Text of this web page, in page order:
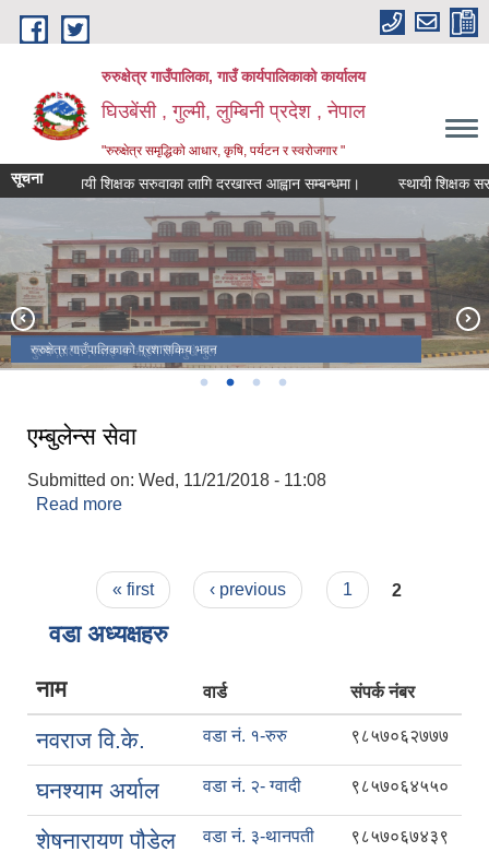
Skip to main content
रुरुक्षेत्र गाउँपालिका, गाउँ कार्यपालिकाको कार्यालय
घिउबेंसी , गुल्मी, लुम्बिनी प्रदेश , नेपाल
"रुरुक्षेत्र समृद्धिको आधार, कृषि, पर्यटन र स्वरोजगार "
सूचना
स्थायी शिक्षक सरुवाका लागि दरखास्त आह्वान सम्बन्धमा। स्थायी शिक्षक सरुवाका
रुरुक्षेत्र गाउँपालिकाको प्रशासकिय भवन
गुल्मी ,पाल्पा ,स्याङ्जा जोड्ने तिनमुखे पुल
बम्घाकोट
देवद्त्त पार्क
एम्बुलेन्स सेवा
Submitted on: Wed, 11/21/2018 - 11:08
Read more
Pages« first ‹ previous 1 2
वडा अध्यक्षहरु
नाम वार्ड संपर्क नंबर
नवराज वि.के. वडा नं. १-रुरु ९८५७०६२७७७
घनश्याम अर्याल वडा नं. २- ग्वादी ९८५७०६४५५०
शेषनारायण पौडेल वडा नं. ३-थानपती ९८५७०६७४३९